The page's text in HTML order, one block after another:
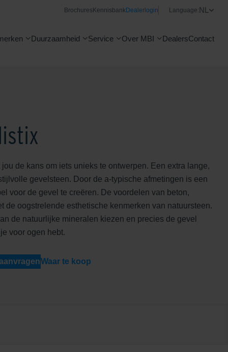
Brochures KennisbankDealerlogin Language:NL
Duurzaamheid Service Over MBI DealersContact
de kans om iets unieks te ontwerpen. Een extra lange,
gevelsteen. Door de a-typische afmetingen is een
voor de gevel te creëren. De voordelen van beton,
de oogstrelende esthetische kenmerken van natuursteen.
de natuurlijke mineralen kiezen en precies de gevel
voor ogen hebt.
Waar te koop